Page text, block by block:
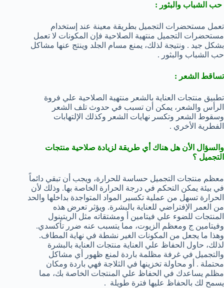
حب الشباب والبثور :
تعمل مستحضرات التجميل بطريقة معينة عند إستخدام
مستحضرات التجميل منتهية الصلاحية فإن المكونات لا تعمل
بشكل جيد . ونتيجة لذلك، يمنع مسام الجلد وينتج عنها مشاكل
حب الشباب والبثور .
تساقط الشعر :
تطبيق منتجات العناية بالشعر منتهية الصلاحية علي فروة
الرأس والشعر، يمكن أن تسبب في حدوث تلف الشعر
وسقوط الشعر وتكسر نهايات الشعر وكذلك الإلتهابات
الفطرية الأخري .
والسؤال الأن هل هناك أي طريقة لزيادة صلاحية منتجات
التجميل ؟
معظم منتجات التجميل حساسة للحرارة، ويجب أن تبقي دائماً
في بيئة يمكن التحكم في درجة الحرارة الخاصة بها. وذلك لأن
الحرارة تسهل من عملية تكسير المواد المتواجدة بداخلها والحد
من العمر الإفتراضي للعناية بالبشرة. ويؤثر تعرض هذه
المنتجات للضوء علي فيتامين أ ومشتقاته مثل الريتينول
وفيتامين ج ومعظم الزيوت، مما يتسبب عنه ضرر تأكسدي.
وهذا ما يجعل من المكونات الغير نشطة في نهاية المطاف.
لذلك، حاول الحفاظ علي العناية منتجات العناية بالبشرة
والتجميل في غرفة مظلمة باردة لمنع ظهور أي مشاكل
محتملة . أو محاولة تخزينها في الثلاجة فهي باردة ومكان
مظلم يساعدك في الحفاظ علي المنتجات الخاصة بك، مما
يسمح لك بالحفاظ عليها فترة طويلة .